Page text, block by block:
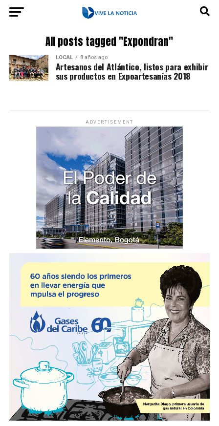
All posts tagged "Expondran"
LOCAL 8 años ago
Artesanos del Atlántico, listos para exhibir
sus productos en Expoartesanías 2018
ADVERTISEMENT